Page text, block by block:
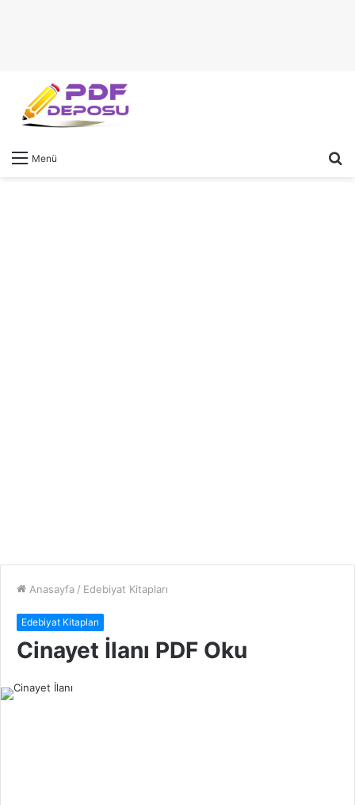
Menü
Anasayfa / Edebiyat Kitapları
Edebiyat Kitapları
Cinayet İlanı PDF Oku